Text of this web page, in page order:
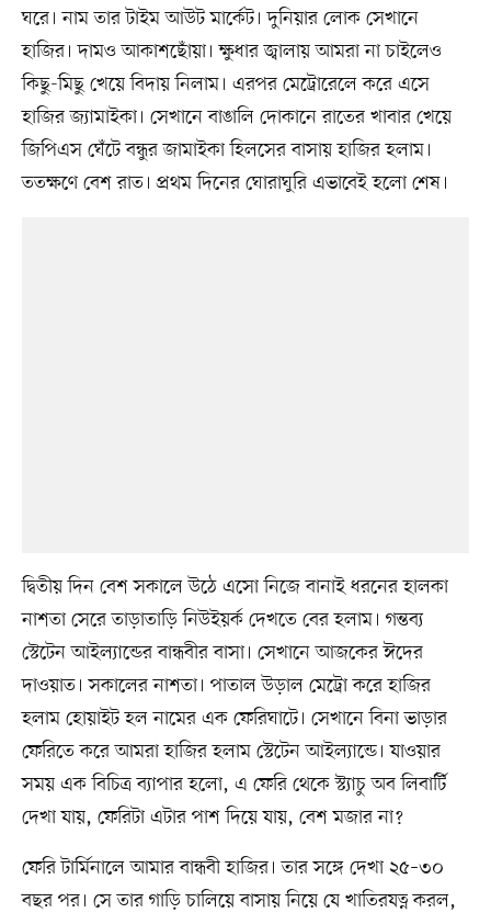
ঘরে। নাম তার টাইম আউট মার্কেট। দুনিয়ার লোক সেখানে
হাজির। দামও আকাশছোঁয়া। ক্ষুধার জ্বালায় আমরা না চাইলেও
কিছু-মিছু খেয়ে বিদায় নিলাম। এরপর মেট্রোরেলে করে এসে
হাজির জ্যামাইকা। সেখানে বাঙালি দোকানে রাতের খাবার খেয়ে
জিপিএস ঘেঁটে বন্ধুর জামাইকা হিলসের বাসায় হাজির হলাম।
ততক্ষণে বেশ রাত। প্রথম দিনের ঘোরাঘুরি এভাবেই হলো শেষ।
দ্বিতীয় দিন বেশ সকালে উঠে এসো নিজে বানাই ধরনের হালকা
নাশতা সেরে তাড়াতাড়ি নিউইয়র্ক দেখতে বের হলাম। গন্তব্য
স্টেটেন আইল্যান্ডের বান্ধবীর বাসা। সেখানে আজকের ঈদের
দাওয়াত। সকালের নাশতা। পাতাল উড়াল মেট্রো করে হাজির
হলাম হোয়াইট হল নামের এক ফেরিঘাটে। সেখানে বিনা ভাড়ার
ফেরিতে করে আমরা হাজির হলাম স্টেটেন আইল্যান্ডে। যাওয়ার
সময় এক বিচিত্র ব্যাপার হলো, এ ফেরি থেকে স্ট্যাচু অব লিবার্টি
দেখা যায়, ফেরিটা এটার পাশ দিয়ে যায়, বেশ মজার না?
ফেরি টার্মিনালে আমার বান্ধবী হাজির। তার সঙ্গে দেখা ২৫–৩০
বছর পর। সে তার গাড়ি চালিয়ে বাসায় নিয়ে যে খাতিরযত্ন করল,